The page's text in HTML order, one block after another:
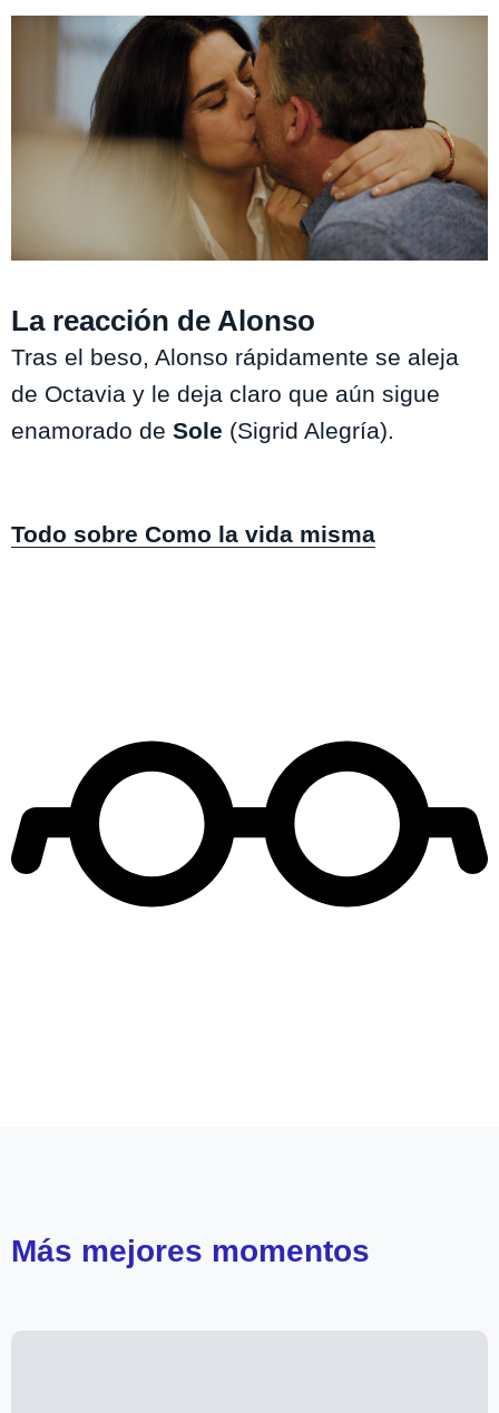
La reacción de Alonso
Tras el beso, Alonso rápidamente se aleja
de Octavia y le deja claro que aún sigue
enamorado de Sole (Sigrid Alegría).
Todo sobre Como la vida misma
Más mejores momentos